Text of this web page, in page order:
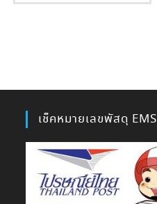
เช็คหมายเลขพัสดุ EMS